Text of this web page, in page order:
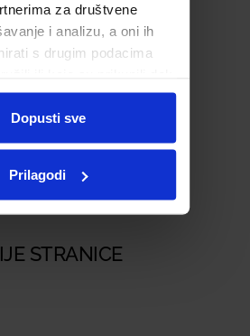
za društvene
i analizu, a oni ih
s drugim podacima
njihove usluge.
Dopusti sve
Prilagodi
STRANICE